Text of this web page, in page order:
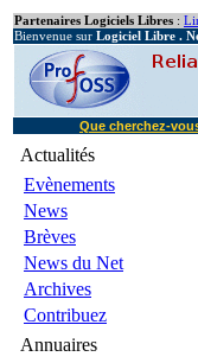
Partenaires Logiciels Libres :
Bienvenue sur Logiciel Libre .
Que cherchez-
Actualités
Evènements
News
Brèves
News du Net
Archives
Contribuez
Annuaires